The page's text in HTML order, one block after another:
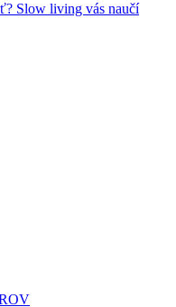
Slow living vás naučí